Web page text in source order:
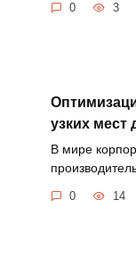
0 3
узких мест
В мире
0 14